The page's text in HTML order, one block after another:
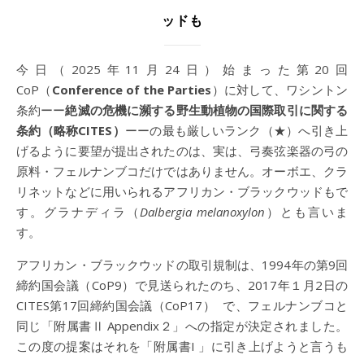
ッドも
今日（2025年11月24日）始まった第20回
CoP（ Conference of the Parties ）に対して、ワシントン
条約ーー絶滅の危機に瀕する野生動植物の国際取引に関する
条約（略称CITES） ーーの最も厳しいランク（★）へ引き上
げるように要望が提出されたのは、実は、弓奏弦楽器の弓の
原料・フェルナンブコだけではありません。オーボエ、クラ
リネットなどに用いられるアフリカン・ブラックウッドもで
す。グラナディラ（Dalbergia melanoxylon ）とも言いま
す。
アフリカン・ブラックウッドの取引規制は、1994年の第9回
締約国会議（CoP9）で見送られたのち、2017年１月2日の
CITES第17回締約国会議（CoP17） で、フェルナンブコと
同じ「附属書Ⅱ Appendix２」への指定が決定されました。
この度の提案はそれを「附属書I 」に引き上げようと言うも